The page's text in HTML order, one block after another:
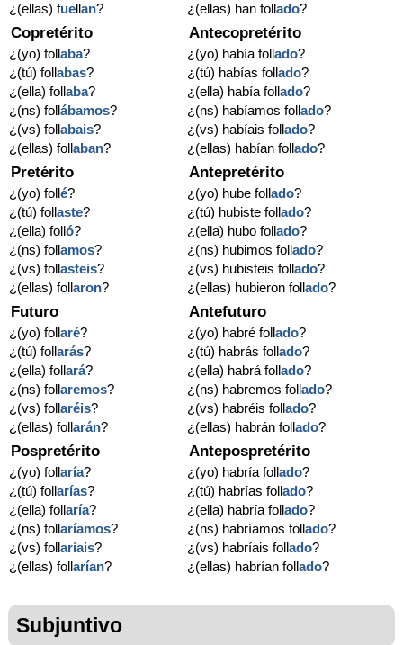
¿(ellas) fuellan?
¿(ellas) han follado?
Copretérito
¿(yo) follaba?
¿(tú) follabas?
¿(ella) follaba?
¿(ns) follábamos?
¿(vs) follabais?
¿(ellas) follaban?
Antecopretérito
¿(yo) había follado?
¿(tú) habías follado?
¿(ella) había follado?
¿(ns) habíamos follado?
¿(vs) habíais follado?
¿(ellas) habían follado?
Pretérito
¿(yo) follé?
¿(tú) follaste?
¿(ella) folló?
¿(ns) follamos?
¿(vs) follasteis?
¿(ellas) follaron?
Antepretérito
¿(yo) hube follado?
¿(tú) hubiste follado?
¿(ella) hubo follado?
¿(ns) hubimos follado?
¿(vs) hubisteis follado?
¿(ellas) hubieron follado?
Futuro
¿(yo) follaré?
¿(tú) follarás?
¿(ella) follará?
¿(ns) follaremos?
¿(vs) follaréis?
¿(ellas) follarán?
Antefuturo
¿(yo) habré follado?
¿(tú) habrás follado?
¿(ella) habrá follado?
¿(ns) habremos follado?
¿(vs) habréis follado?
¿(ellas) habrán follado?
Pospretérito
¿(yo) follaría?
¿(tú) follarías?
¿(ella) follaría?
¿(ns) follaríamos?
¿(vs) follaríais?
¿(ellas) follarían?
Antepospretérito
¿(yo) habría follado?
¿(tú) habrías follado?
¿(ella) habría follado?
¿(ns) habríamos follado?
¿(vs) habríais follado?
¿(ellas) habrían follado?
Subjuntivo